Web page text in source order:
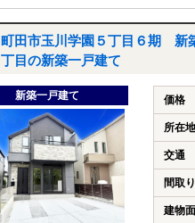
町田市玉川学園５丁目６期 新
丁目の新築一戸建て
新築一戸建て 価格
所在地
交通
間取り
建物